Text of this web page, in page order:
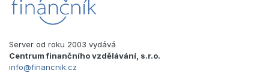
Server od roku 2003 vydává
Centrum finančního vzdělávání, s.r.o.
info@financnik.cz